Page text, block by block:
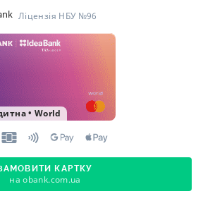
Ліцензія НБУ №96
• World
КАРТКУ
на obank.com.ua